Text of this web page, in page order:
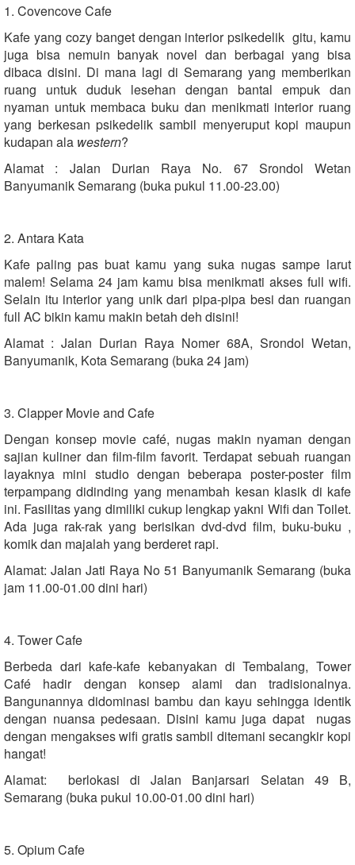
1. Covencove Cafe
Kafe yang cozy banget dengan interior psikedelik gitu, kamu
juga bisa nemuin banyak novel dan berbagai yang bisa
dibaca disini. Di mana lagi di Semarang yang memberikan
ruang untuk duduk lesehan dengan bantal empuk dan
nyaman untuk membaca buku dan menikmati interior ruang
yang berkesan psikedelik sambil menyeruput kopi maupun
kudapan ala western?
Alamat : Jalan Durian Raya No. 67 Srondol Wetan
Banyumanik Semarang (buka pukul 11.00-23.00)
2. Antara Kata
Kafe paling pas buat kamu yang suka nugas sampe larut
malem! Selama 24 jam kamu bisa menikmati akses full wifi.
Selain itu interior yang unik dari pipa-pipa besi dan ruangan
full AC bikin kamu makin betah deh disini!
Alamat : Jalan Durian Raya Nomer 68A, Srondol Wetan,
Banyumanik, Kota Semarang (buka 24 jam)
3. Clapper Movie and Cafe
Dengan konsep movie café, nugas makin nyaman dengan
sajian kuliner dan film-film favorit. Terdapat sebuah ruangan
layaknya mini studio dengan beberapa poster-poster film
terpampang didinding yang menambah kesan klasik di kafe
ini. Fasilitas yang dimiliki cukup lengkap yakni Wifi dan Toilet.
Ada juga rak-rak yang berisikan dvd-dvd film, buku-buku ,
komik dan majalah yang berderet rapi.
Alamat: Jalan Jati Raya No 51 Banyumanik Semarang (buka
jam 11.00-01.00 dini hari)
4. Tower Cafe
Berbeda dari kafe-kafe kebanyakan di Tembalang, Tower
Café hadir dengan konsep alami dan tradisionalnya.
Bangunannya didominasi bambu dan kayu sehingga identik
dengan nuansa pedesaan. Disini kamu juga dapat nugas
dengan mengakses wifi gratis sambil ditemani secangkir kopi
hangat!
Alamat: berlokasi di Jalan Banjarsari Selatan 49 B,
Semarang (buka pukul 10.00-01.00 dini hari)
5. Opium Cafe